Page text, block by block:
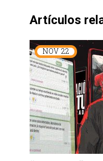
Artículos
NOV 22